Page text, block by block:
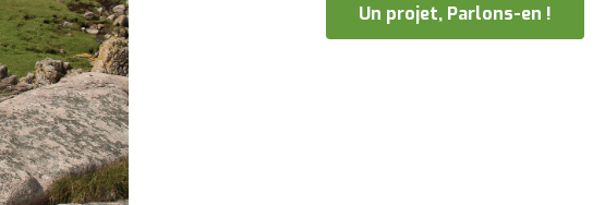
Un projet, Parlons-en !